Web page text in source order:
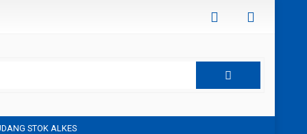
STOK ALKES